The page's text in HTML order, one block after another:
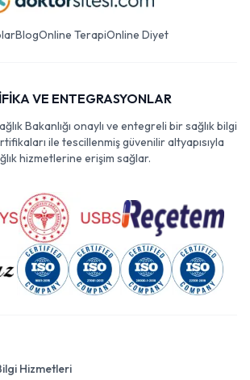
BlogOnline TerapiOnline Diyet
VE ENTEGRASYONLAR
Bakanlığı onaylı ve entegreli bir sağlık bilgi
ile tescillenmiş güvenilir altyapısıyla
hizmetlerine erişim sağlar.
Hizmetleri